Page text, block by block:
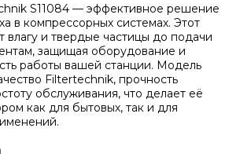
S11084 — эффективное решение
в компрессорных системах. Этот
влагу и твердые частицы до подачи
защищая оборудование и
работы вашей станции. Модель
Filtertechnik, прочность
обслуживания, что делает её
как для бытовых, так и для